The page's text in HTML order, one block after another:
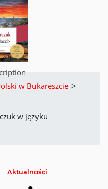
w Bukareszcie >
w języku
Aktualności